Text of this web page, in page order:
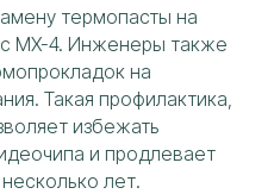
термопасты на
MX-4. Инженеры также
на
Такая профилактика,
избежать
и продлевает
лет.
с политикой